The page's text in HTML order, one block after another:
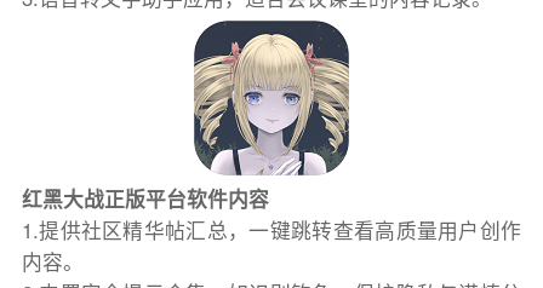
红黑大战正版平台软件内容
1.提供社区精华帖汇总，一键跳转查看高质量用户创作
内容。